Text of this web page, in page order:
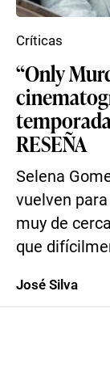
“Only
RESEÑA
Selena
vuelven
muy de
que
Críticas
José Silva